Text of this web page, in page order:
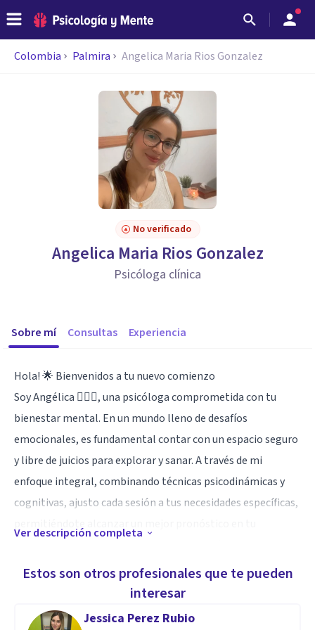
Colombia Palmira Angelica Maria Rios Gonzalez
No verificado
Angelica Maria Rios Gonzalez
Psicóloga clínica
Sobre mí Consultas Experiencia
Hola! 🌟 Bienvenidos a tu nuevo comienzo
Soy Angélica 🙋🏻‍♀️, una psicóloga comprometida con tu
bienestar mental. En un mundo lleno de desafíos
emocionales, es fundamental contar con un espacio seguro
y libre de juicios para explorar y sanar. A través de mi
enfoque integral, combinando técnicas psicodinámicas y
cognitivas, ajusto cada sesión a tus necesidades específicas,
propias perspectivas y deseos, y mi objetivo es ayudarte a
descubrir herramientas y estrategias que te permitan
enfrentar la ansiedad, el estrés y otros malestares
Ver descripción completa
Estos son otros profesionales que te pueden
interesar
Jessica Perez Rubio